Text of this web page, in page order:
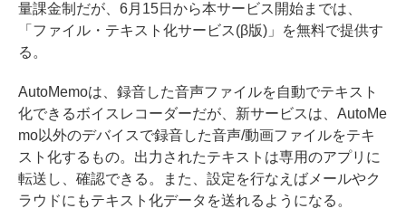
量課金制だが、6月15日から本サービス開始までは、
「ファイル・テキスト化サービス(β版)」を無料で提供す
る。
AutoMemoは、録音した音声ファイルを自動でテキスト
化できるボイスレコーダーだが、新サービスは、AutoMe
mo以外のデバイスで録音した音声/動画ファイルをテキ
スト化するもの。出力されたテキストは専用のアプリに
転送し、確認できる。また、設定を行なえばメールやク
ラウドにもテキスト化データを送れるようになる。